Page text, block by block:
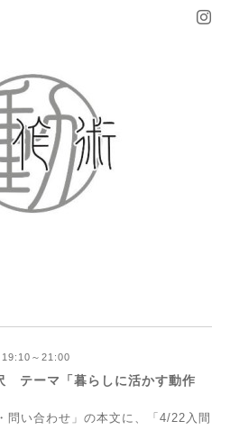
～21:00
テーマ「暮らしに活かす動作
問い合わせ」の本文に、「4/22入間